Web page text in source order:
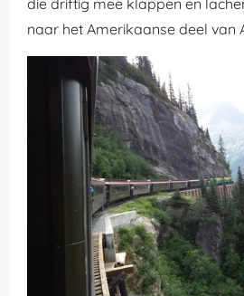
die driftig mee klappen en
naar het Amerikaanse deel van